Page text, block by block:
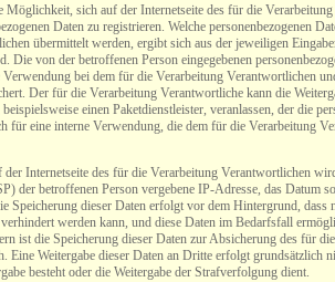
Möglichkeit, sich auf der Internetseite des für die
Daten zu registrieren. Welche personenbezogenen
übermittelt werden, ergibt sich aus der jeweiligen
Die von der betroffenen Person eingegebenen
bei dem für die Verarbeitung Verantwortlichen
Der für die Verarbeitung Verantwortliche kann die
einen Paketdienstleister, veranlassen, der die
für eine interne Verwendung, die dem für die Verarbeitung
Internetseite des für die Verarbeitung Verantwortlichen
der betroffenen Person vergebene IP-Adresse, das Datum
Speicherung dieser Daten erfolgt vor dem Hintergrund, dass
werden kann, und diese Daten im Bedarfsfall
ist die Speicherung dieser Daten zur Absicherung des für
Eine Weitergabe dieser Daten an Dritte erfolgt grundsätzlich
besteht oder die Weitergabe der Strafverfolgung dient.